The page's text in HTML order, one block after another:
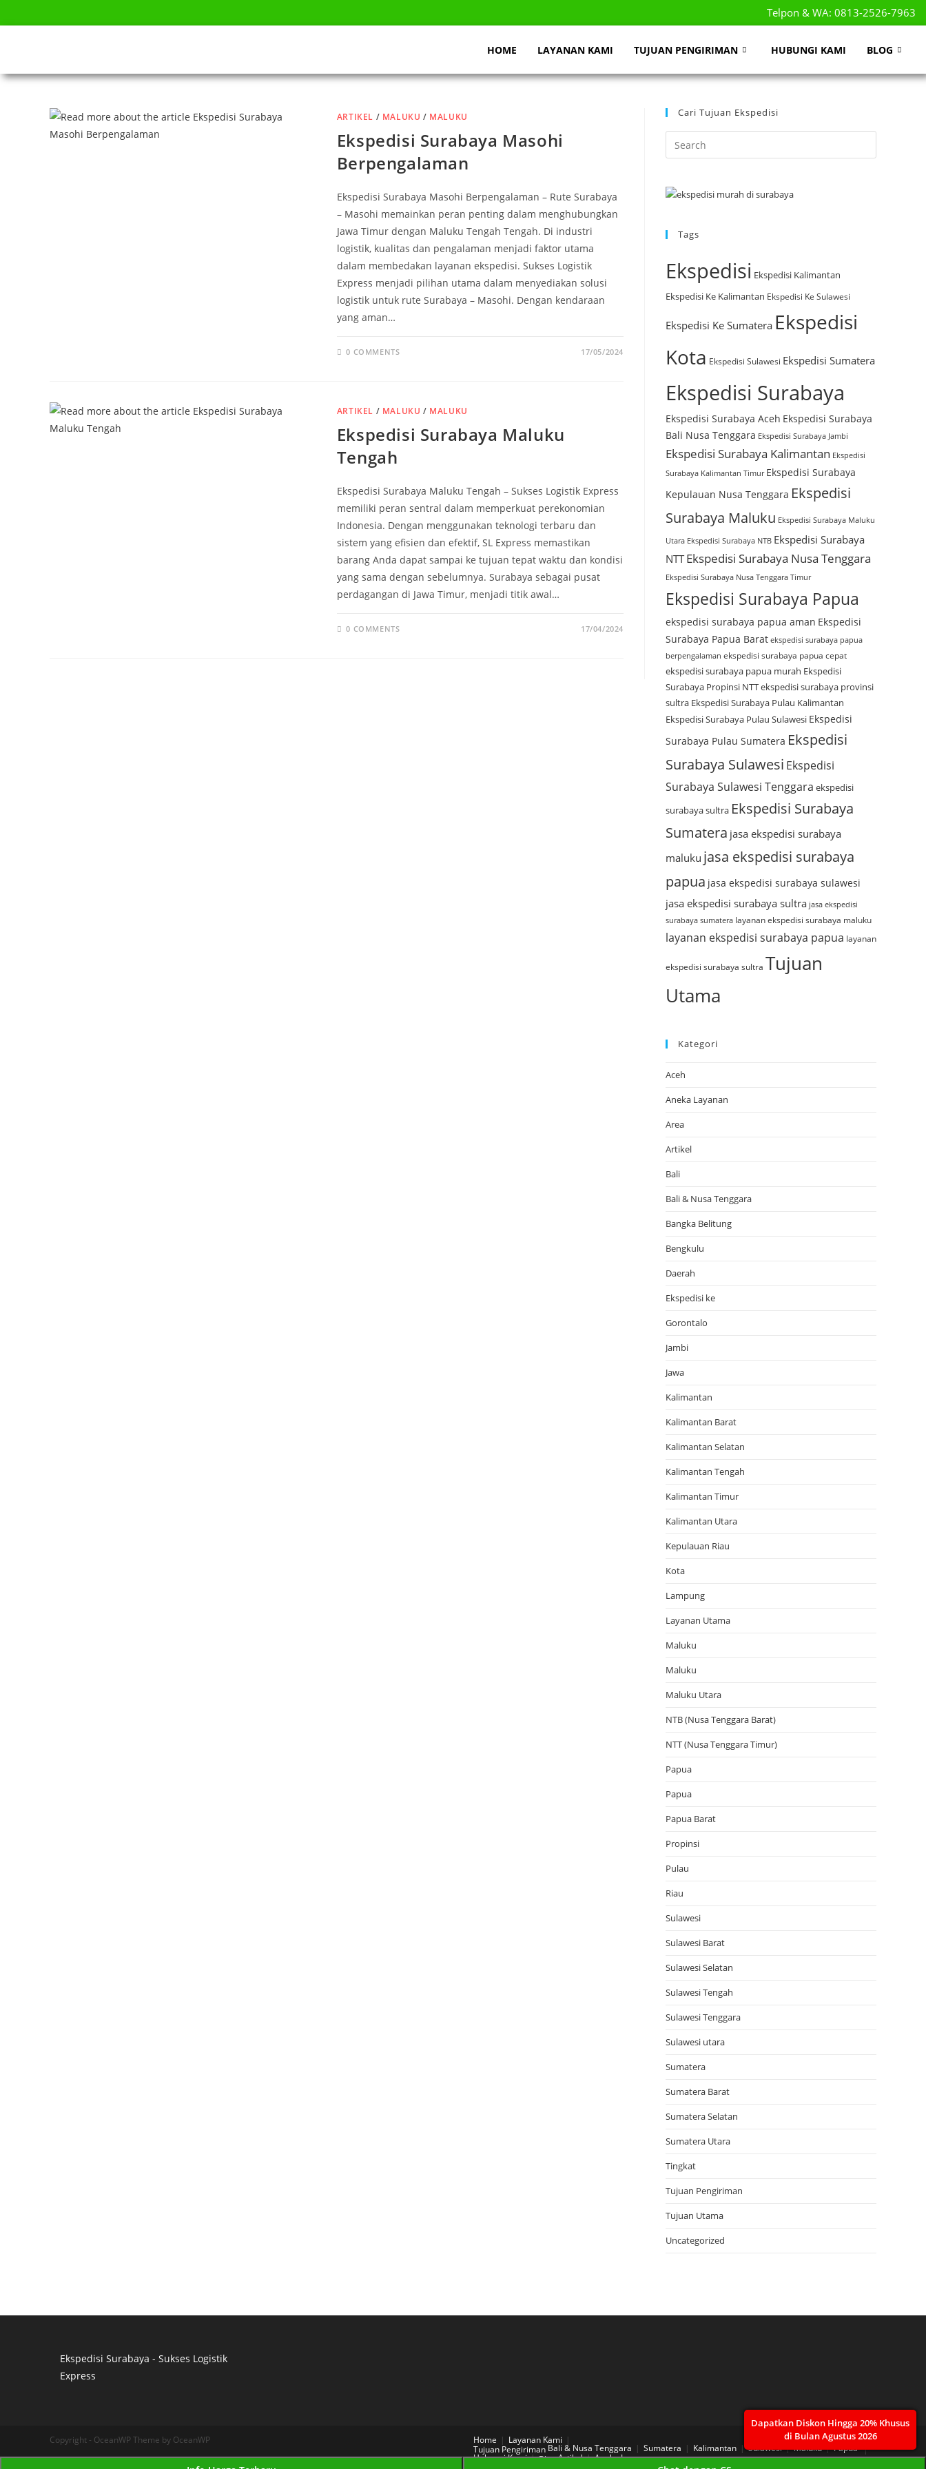
Telpon & WA: 0813-2526-7963
HOME LAYANAN KAMI TUJUAN PENGIRIMAN HUBUNGI KAMI BLOG
ARTIKEL / MALUKU / MALUKU
Ekspedisi Surabaya Masohi
Berpengalaman
Ekspedisi Surabaya Masohi Berpengalaman – Rute Surabaya
– Masohi memainkan peran penting dalam menghubungkan
Jawa Timur dengan Maluku Tengah Tengah. Di industri
logistik, kualitas dan pengalaman menjadi faktor utama
dalam membedakan layanan ekspedisi. Sukses Logistik
Express menjadi pilihan utama dalam menyediakan solusi
logistik untuk rute Surabaya – Masohi. Dengan kendaraan
yang aman…
0 COMMENTS 17/05/2024
ARTIKEL / MALUKU / MALUKU
Ekspedisi Surabaya Maluku
Tengah
Ekspedisi Surabaya Maluku Tengah – Sukses Logistik Express
memiliki peran sentral dalam memperkuat perekonomian
Indonesia. Dengan menggunakan teknologi terbaru dan
sistem yang efisien dan efektif, SL Express memastikan
barang Anda dapat sampai ke tujuan tepat waktu dan kondisi
yang sama dengan sebelumnya. Surabaya sebagai pusat
perdagangan di Jawa Timur, menjadi titik awal…
0 COMMENTS 17/04/2024
Cari Tujuan Ekspedisi
Tags
Ekspedisi Ekspedisi Kalimantan
Ekspedisi Ke Kalimantan Ekspedisi Ke Sulawesi
Ekspedisi Ke Sumatera Ekspedisi
Kota Ekspedisi Sulawesi Ekspedisi Sumatera
Ekspedisi Surabaya
Ekspedisi Surabaya Aceh Ekspedisi Surabaya
Bali Nusa Tenggara Ekspedisi Surabaya Jambi
Ekspedisi Surabaya Kalimantan Ekspedisi
Surabaya Kalimantan Timur Ekspedisi Surabaya
Kepulauan Nusa Tenggara Ekspedisi
Surabaya Maluku Ekspedisi Surabaya Maluku
Utara Ekspedisi Surabaya NTB Ekspedisi Surabaya
NTT Ekspedisi Surabaya Nusa Tenggara
Ekspedisi Surabaya Nusa Tenggara Timur
Ekspedisi Surabaya Papua
ekspedisi surabaya papua aman Ekspedisi
Surabaya Papua Barat ekspedisi surabaya papua
berpengalaman ekspedisi surabaya papua cepat
ekspedisi surabaya papua murah Ekspedisi
Surabaya Propinsi NTTekspedisi surabaya provinsi
sultra Ekspedisi Surabaya Pulau Kalimantan
Ekspedisi Surabaya Pulau Sulawesi Ekspedisi
Surabaya Pulau Sumatera Ekspedisi
Surabaya Sulawesi Ekspedisi
Surabaya Sulawesi Tenggara ekspedisi
surabaya sultra Ekspedisi Surabaya
Sumatera jasa ekspedisi surabaya
maluku jasa ekspedisi surabaya
papua jasa ekspedisi surabaya sulawesi
jasa ekspedisi surabaya sultra jasa ekspedisi
surabaya sumatera layanan ekspedisi surabaya maluku
layanan ekspedisi surabaya papua layanan
ekspedisi surabaya sultra Tujuan
Utama
Kategori
Aceh
Aneka Layanan
Area
Artikel
Bali
Bali & Nusa Tenggara
Bangka Belitung
Bengkulu
Daerah
Ekspedisi ke
Gorontalo
Jambi
Jawa
Kalimantan
Kalimantan Barat
Kalimantan Selatan
Kalimantan Tengah
Kalimantan Timur
Kalimantan Utara
Kepulauan Riau
Kota
Lampung
Layanan Utama
Maluku
Maluku
Maluku Utara
NTB (Nusa Tenggara Barat)
NTT (Nusa Tenggara Timur)
Papua
Papua
Papua Barat
Propinsi
Pulau
Riau
Sulawesi
Sulawesi Barat
Sulawesi Selatan
Sulawesi Tengah
Sulawesi Tenggara
Sulawesi utara
Sumatera
Sumatera Barat
Sumatera Selatan
Sumatera Utara
Tingkat
Tujuan Pengiriman
Tujuan Utama
Uncategorized
Dapatkan Diskon Hingga 20% Khusus
di Bulan Agustus 2026
Ekspedisi Surabaya - Sukses Logistik
Express
Jasa Tank Cleaning
Home
Layanan Kami
Tujuan Pengiriman Bali & Nusa Tenggara Sumatera Kalimantan Sulawesi Maluku
Papua
Hubungi Kami
BlogArtikel Aneka Layanan
Copyright - OceanWP Theme by OceanWP